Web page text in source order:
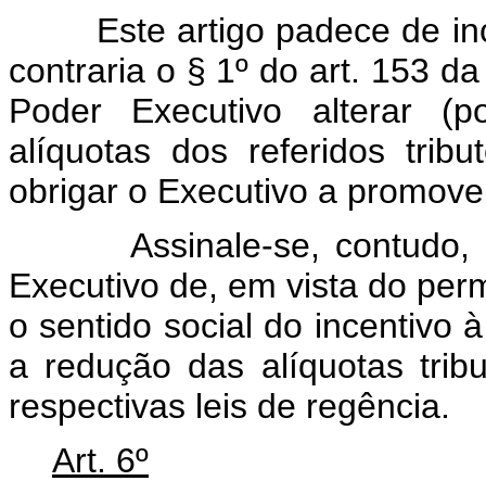
Este artigo padece de
contraria o § 1º do art. 153
Poder Executivo alterar
alíquotas dos referidos
obrigar o Executivo a
Assinale-se, contudo,
Executivo de, em vista do
o sentido social do incentivo
a redução das alíquotas
respectivas leis de regência.
Art. 6º